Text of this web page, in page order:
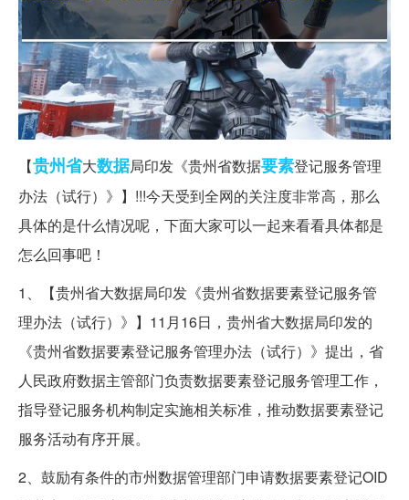
【贵州省大数据局印发《贵州省数据要素登记服务管理
办法（试行）》】!!!今天受到全网的关注度非常高，那么
具体的是什么情况呢，下面大家可以一起来看看具体都是
怎么回事吧！
1、【贵州省大数据局印发《贵州省数据要素登记服务管
理办法（试行）》】11月16日，贵州省大数据局印发的
《贵州省数据要素登记服务管理办法（试行）》提出，省
人民政府数据主管部门负责数据要素登记服务管理工作，
指导登记服务机构制定实施相关标准，推动数据要素登记
服务活动有序开展。
2、鼓励有条件的市州数据管理部门申请数据要素登记OID